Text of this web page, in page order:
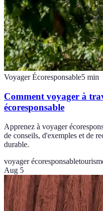
Voyager Écoresponsable5 min
Comment voyager à
écoresponsable
Apprenez à voyager
de conseils, d'exemples et de
durable.
voyager écoresponsable
Aug 5